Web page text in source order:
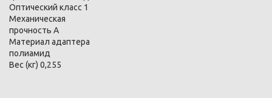
Оптический класс 1
Механическая
прочность А
Материал адаптера
полиамид
Вес (кг) 0,255